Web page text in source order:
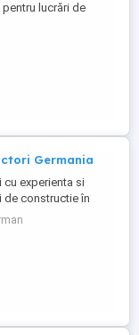
lucrări de
atat calificati cat
Termoizolatii
interioare,
Germania
cu experienta si
de constructie în
cat si ajutor
Fatade
Placari